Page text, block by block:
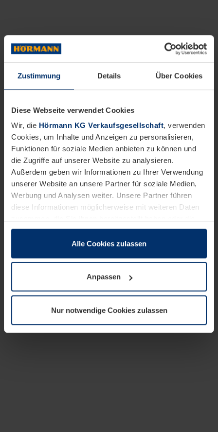
Zustimmung Details Über Cookies
Diese Webseite verwendet Cookies
Wir, die Hörmann KG Verkaufsgesellschaft, verwenden
Cookies, um Inhalte und Anzeigen zu personalisieren,
Funktionen für soziale Medien anbieten zu können und
die Zugriffe auf unserer Website zu analysieren.
Außerdem geben wir Informationen zu Ihrer Verwendung
unserer Website an unsere Partner für soziale Medien,
Werbung und Analysen weiter. Unsere Partner führen
diese Informationen möglicherweise mit weiteren Daten
sie im Rahmen Ihrer Nutzung der Dienste gesammelt
wenn diese für den Betrieb dieser Seite unbedingt
notwendig sind. Für alle anderen Cookie-Typen benötigen
wir Ihre Erlaubnis. Ihre Einwilligung können Sie jederzeit
Datenschutzerklärungunserer Website ändern oder
widerrufen.
Alle Cookies zulassen
Anpassen
Nur notwendige Cookies zulassen